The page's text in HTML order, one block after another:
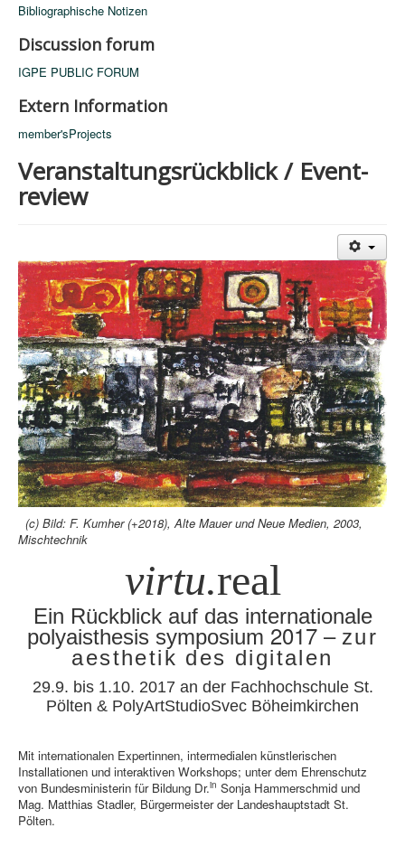
Bibliographische Notizen
Discussion forum
IGPE PUBLIC FORUM
Extern Information
member'sProjects
Veranstaltungsrückblick / Event-
review
(c) Bild: F. Kumher (+2018), Alte Mauer und Neue Medien, 2003,
Mischtechnik
virtu.real
Ein Rückblick auf das internationale
polyaisthesis symposium2017 –zur
aesthetik des digitalen
29.9. bis 1.10. 2017 an der Fachhochschule St.
Pölten & PolyArtStudioSvec Böheimkirchen
Mit internationalen Expertinnen, intermedialen künstlerischen
Installationen und interaktiven Workshops; unter dem Ehrenschutz
von Bundesministerin für Bildung Dr.in Sonja Hammerschmid und
Mag. Matthias Stadler, Bürgermeister der Landeshauptstadt St.
Pölten.